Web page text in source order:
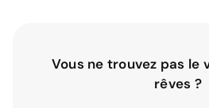
Vous ne trouvez pas le
rêves ?